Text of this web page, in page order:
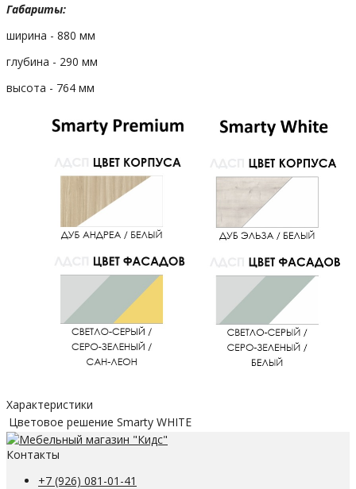
Габариты:
ширина - 880 мм
глубина - 290 мм
высота - 764 мм
Характеристики
Цветовое решение Smarty WHITE
Контакты
+7 (926) 081-01-41